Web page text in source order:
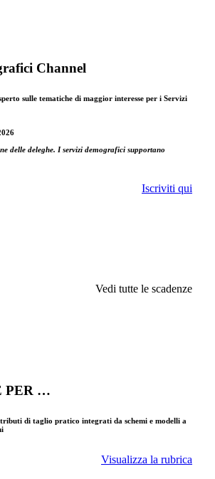
Channel
sulle tematiche di maggior interesse per i Servizi
delle deleghe. I servizi demografici supportano
Iscriviti qui
Vedi tutte le scadenze
PER …
di taglio pratico integrati da schemi e modelli a
Visualizza la rubrica